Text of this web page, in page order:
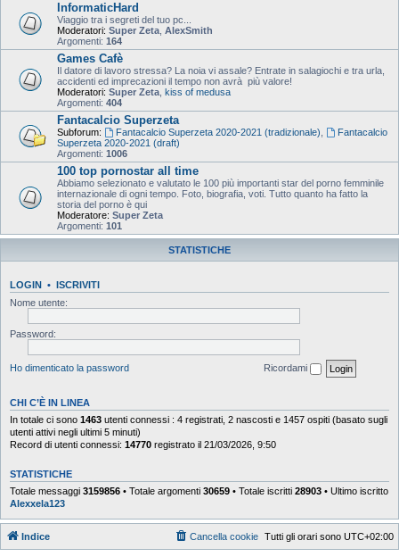
InformaticHard
Viaggio tra i segreti del tuo pc...
Moderatori: Super Zeta AlexSmith
Argomenti: 164
Games Cafè
Il datore di lavoro stressa? La noia vi assale? Entrate in salagiochi e tra urla,
accidenti ed imprecazioni il tempo non avrà più valore!
Moderatori: Super Zeta kiss of medusa
Argomenti: 404
Fantacalcio Superzeta
Subforum: Fantacalcio Superzeta 2020-2021 (tradizionale)
Fantacalcio
Superzeta 2020-2021 (draft)
Argomenti: 1006
100 top pornostar all time
Abbiamo selezionato e valutato le 100 più importanti star del porno femminile
internazionale di ogni tempo. Foto, biografia, voti. Tutto quanto ha fatto la
storia del porno è qui
Moderatore: Super Zeta
Argomenti: 101
STATISTICHE
LOGIN • ISCRIVITI
Nome utente:
Password:
Ho dimenticato la password Ricordami
CHI C’È IN LINEA
In totale ci sono 1463 utenti connessi : 4 registrati, 2 nascosti e 1457 ospiti (basato sugli
utenti attivi negli ultimi 5 minuti)
Record di utenti connessi: 14770 registrato il 21/03/2026, 9:50
STATISTICHE
Totale messaggi 3159856 • Totale argomenti 30659 • Totale iscritti 28903 • Ultimo iscritto
Alexxela123
Indice Tutti gli orari sono UTC+02:00
Cancella cookie